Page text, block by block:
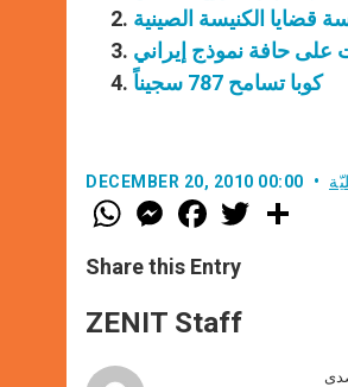
قضايا الكنيسة الصينية
حافة نموذج إيراني
كوبا تسامح 787 سجيناً
DECEMBER 20, 2010 00:00
W
h
t
s
p
p
M
e
s
e
g
e
F
a
e
b
o
k
w
Share this Entry
ZENIT Staff